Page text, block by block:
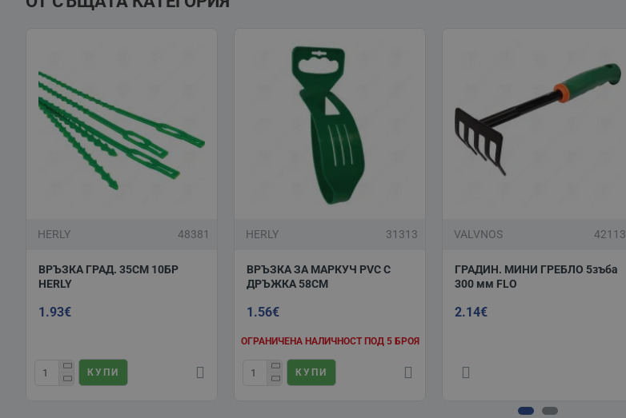
HERLY 48381
ВРЪЗКА ГРАД. 35СМ 10БР
HERLY
1.93€
КУПИ
HERLY 31313
ВРЪЗКА ЗА МАРКУЧ PVC С
ДРЪЖКА 58СМ
1.56€
ОГРАНИЧЕНА НАЛИЧНОСТ ПОД 5 БРОЯ
КУПИ
VALVNOS 42113
ГРАДИН. МИНИ ГРЕБЛО 5зъба
300 мм FLO
2.14€